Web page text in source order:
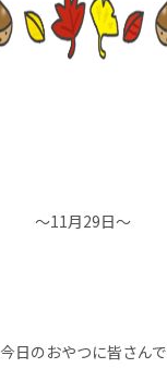
～11月29日～
今日のおやつに皆さんで